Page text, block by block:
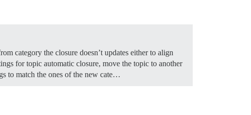
category the closure doesn’t updates either to align
for topic automatic closure, move the topic to another
to match the ones of the new cate…